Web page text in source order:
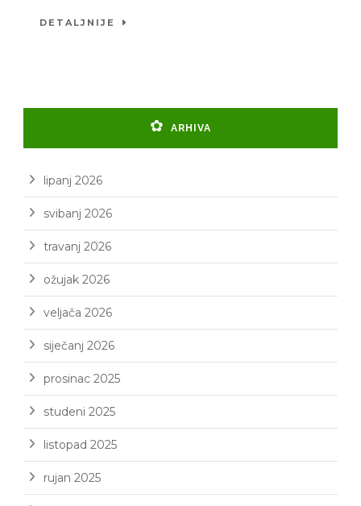
DETALJNIJE
ARHIVA
lipanj 2026
svibanj 2026
travanj 2026
ožujak 2026
veljača 2026
siječanj 2026
prosinac 2025
studeni 2025
listopad 2025
rujan 2025